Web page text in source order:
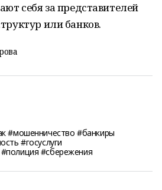
себя за представителей
или банков.
#мошенничество #банкиры
#госуслуги
#сбережения